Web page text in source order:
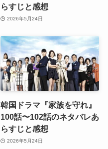
らすじと感想
2026年5月24日
韓国ドラマ『家族を守れ』
100話〜102話のネタバレあ
らすじと感想
2026年5月24日